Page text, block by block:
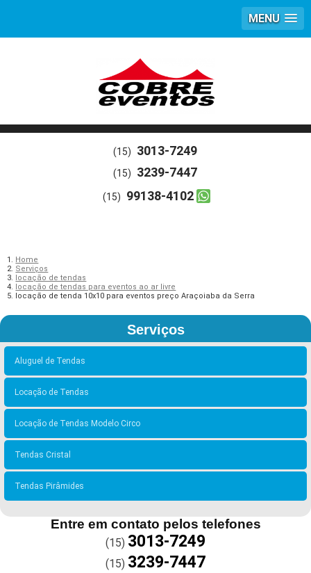
MENU
(15) 3013-7249
(15) 3239-7447
(15) 99138-4102
Home
Serviços
locação de tendas
locação de tendas para eventos ao ar livre
locação de tenda 10x10 para eventos preço Araçoiaba da Serra
Serviços
Aluguel de Tendas
Locação de Tendas
Locação de Tendas Modelo Circo
Tendas Cristal
Tendas Pirâmides
Entre em contato pelos telefones
(15) 3013-7249
(15) 3239-7447